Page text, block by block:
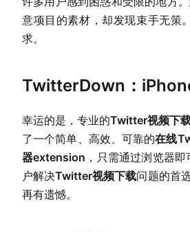
意项目的素材，却发现束手无策
求。
TwitterDown：
幸运的是，专业的Twitter视频下
了一个简单、高效、可靠的在线
器extension ，只需通过浏览器
户解决Twitter视频下载问题的首
再有遗憾。